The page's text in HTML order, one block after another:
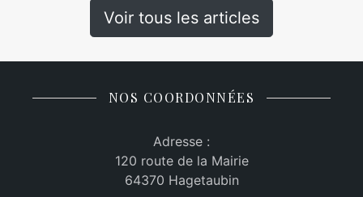
Voir tous les articles
NOS COORDONNÉES
Adresse :
120 route de la Mairie
64370 Hagetaubin